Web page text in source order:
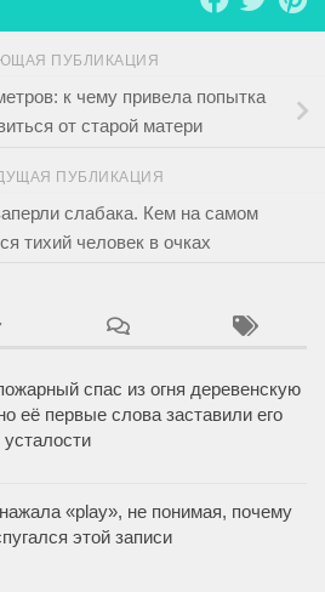
ПУБЛИКАЦИЯ
к чему привела попытка
от старой матери
ПУБЛИКАЦИЯ
слабака. Кем на самом
тихий человек в очках
спас из огня деревенскую
её первые слова заставили его
«play», не понимая, почему
этой записи